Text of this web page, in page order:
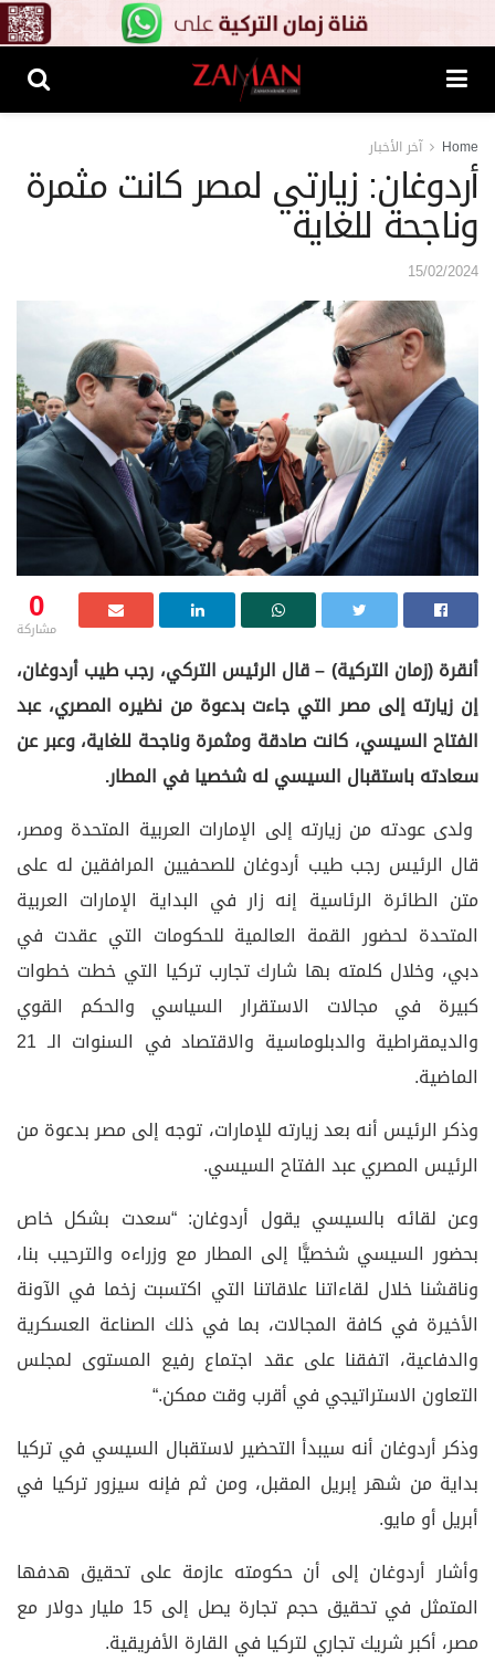
Home آخر الأخبار
أردوغان: زيارتي لمصر كانت مثمرة
وناجحة للغاية
15/02/2024
0
مشاركة
أنقرة (زمان التركية) – قال الرئيس التركي، رجب طيب أردوغان،
إن زيارته إلى مصر التي جاءت بدعوة من نظيره المصري، عبد
الفتاح السيسي، كانت صادقة ومثمرة وناجحة للغاية، وعبر عن
سعادته باستقبال السيسي له شخصيا في المطار.
ولدى عودته من زيارته إلى الإمارات العربية المتحدة ومصر،
قال الرئيس رجب طيب أردوغان للصحفيين المرافقين له على
متن الطائرة الرئاسية إنه زار في البداية الإمارات العربية
المتحدة لحضور القمة العالمية للحكومات التي عقدت في
دبي، وخلال كلمته بها شارك تجارب تركيا التي خطت خطوات
كبيرة في مجالات الاستقرار السياسي والحكم القوي
والديمقراطية والدبلوماسية والاقتصاد في السنوات الـ 21
الماضية.
وذكر الرئيس أنه بعد زيارته للإمارات، توجه إلى مصر بدعوة من
الرئيس المصري عبد الفتاح السيسي.
وعن لقائه بالسيسي يقول أردوغان: “سعدت بشكل خاص
بحضور السيسي شخصيًّا إلى المطار مع وزراءه والترحيب بنا،
وناقشنا خلال لقاءاتنا علاقاتنا التي اكتسبت زخما في الآونة
الأخيرة في كافة المجالات، بما في ذلك الصناعة العسكرية
والدفاعية، اتفقنا على عقد اجتماع رفيع المستوى لمجلس
التعاون الاستراتيجي في أقرب وقت ممكن“.
وذكر أردوغان أنه سيبدأ التحضير لاستقبال السيسي في تركيا
بداية من شهر إبريل المقبل، ومن ثم فإنه سيزور تركيا في
أبريل أو مايو.
وأشار أردوغان إلى أن حكومته عازمة على تحقيق هدفها
المتمثل في تحقيق حجم تجارة يصل إلى 15 مليار دولار مع
مصر، أكبر شريك تجاري لتركيا في القارة الأفريقية.